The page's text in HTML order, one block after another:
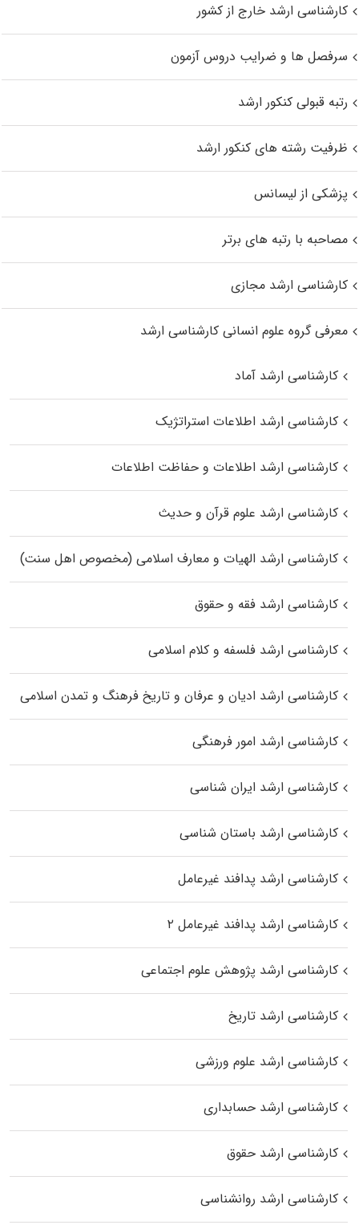
کارشناسی ارشد خارج از کشور
سرفصل ها و ضرایب دروس آزمون
رتبه قبولی کنکور ارشد
ظرفیت رشته های کنکور ارشد
پزشکی از لیسانس
مصاحبه با رتبه های برتر
کارشناسی ارشد مجازی
معرفی گروه علوم انسانی کارشناسی ارشد
کارشناسی ارشد آماد
کارشناسی ارشد اطلاعات استراتژیک
کارشناسی ارشد اطلاعات و حفاظت اطلاعات
کارشناسی ارشد علوم قرآن و حدیث
کارشناسی ارشد الهیات و معارف اسلامی (مخصوص اهل سنت)
کارشناسی ارشد فقه و حقوق
کارشناسی ارشد فلسفه و کلام اسلامی
کارشناسی ارشد ادیان و عرفان و تاریخ فرهنگ و تمدن اسلامی
کارشناسی ارشد امور فرهنگی
کارشناسی ارشد ایران شناسی
کارشناسی ارشد باستان شناسی
کارشناسی ارشد پدافند غیرعامل
کارشناسی ارشد پدافند غیرعامل ۲
کارشناسی ارشد پژوهش علوم اجتماعی
کارشناسی ارشد تاریخ
کارشناسی ارشد علوم ورزشی
کارشناسی ارشد حسابداری
کارشناسی ارشد حقوق
کارشناسی ارشد روانشناسی